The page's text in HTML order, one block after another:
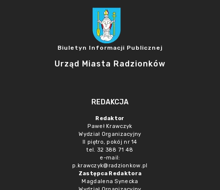
Biuletyn Informacji Publicznej
Urząd Miasta Radzionków
REDAKCJA
Redaktor
Paweł Krawczyk
Wydział Organizacyjny
II piętro, pokój nr 14
tel. 32 388 71 48
e-mail:
p.krawczyk@radzionkow.pl
Zastępca Redaktora
Magdalena Synecka